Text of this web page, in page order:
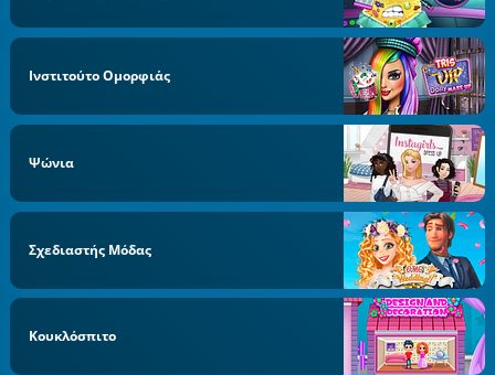
Ινστιτούτο Ομορφιάς
Ψώνια
Σχεδιαστής Μόδας
Κουκλόσπιτο